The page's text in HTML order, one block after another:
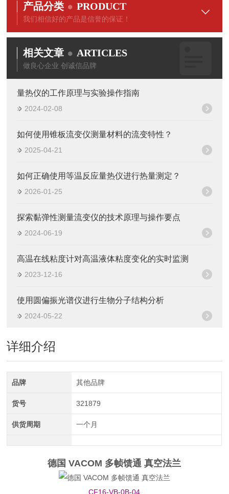
产品分类 PRODUCT
我们相信好的产品是信誉的保证！
相关文章 ARTICLES
做良心企业 创诚信品牌
量热仪的工作原理与实验操作指南
2024-02-08
如何使用锥板流变仪测量材料的流变特性？
2025-04-21
如何正确使用等温反应量热仪进行热量测定？
2026-01-25
探索黏弹性测量流变仪的技术原理与操作要点
2024-06-19
高温在线粘度计对高温液体粘度变化的实时监测
2023-12-16
使用圆偏振光谱仪进行生物分子结构分析
2024-05-22
详细介绍
品牌 其他品牌
货号 321879
供货周期 一个月
德国 VACOM 多帧馈通 真空法兰
CF16-VB-0B-04